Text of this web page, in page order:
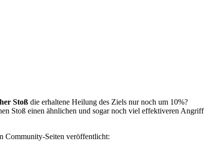
Stoß die erhaltene Heilung des Ziels nur noch um 10%?
Stoß einen ähnlichen und sogar noch viel effektiveren Angriff
Community-Seiten veröffentlicht: